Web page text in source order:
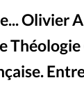
Olivier